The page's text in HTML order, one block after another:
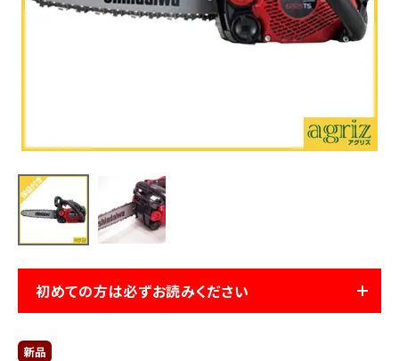
補修部品
利用ガイド FAQ
初めての方は必ずお読みください